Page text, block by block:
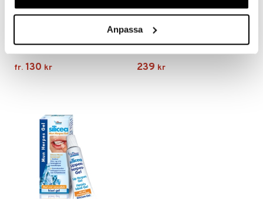
Anpassa
Finns i flera varianter
SILICEA
fr. 130 kr
Original Silicea man
SILICEA
239 kr